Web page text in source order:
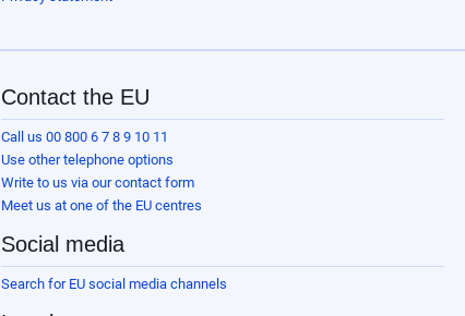
Contact the EU
Call us 00 800 6 7 8 9 10 11
Use other telephone options
Write to us via our contact form
Meet us at one of the EU centres
Social media
Search for EU social media channels